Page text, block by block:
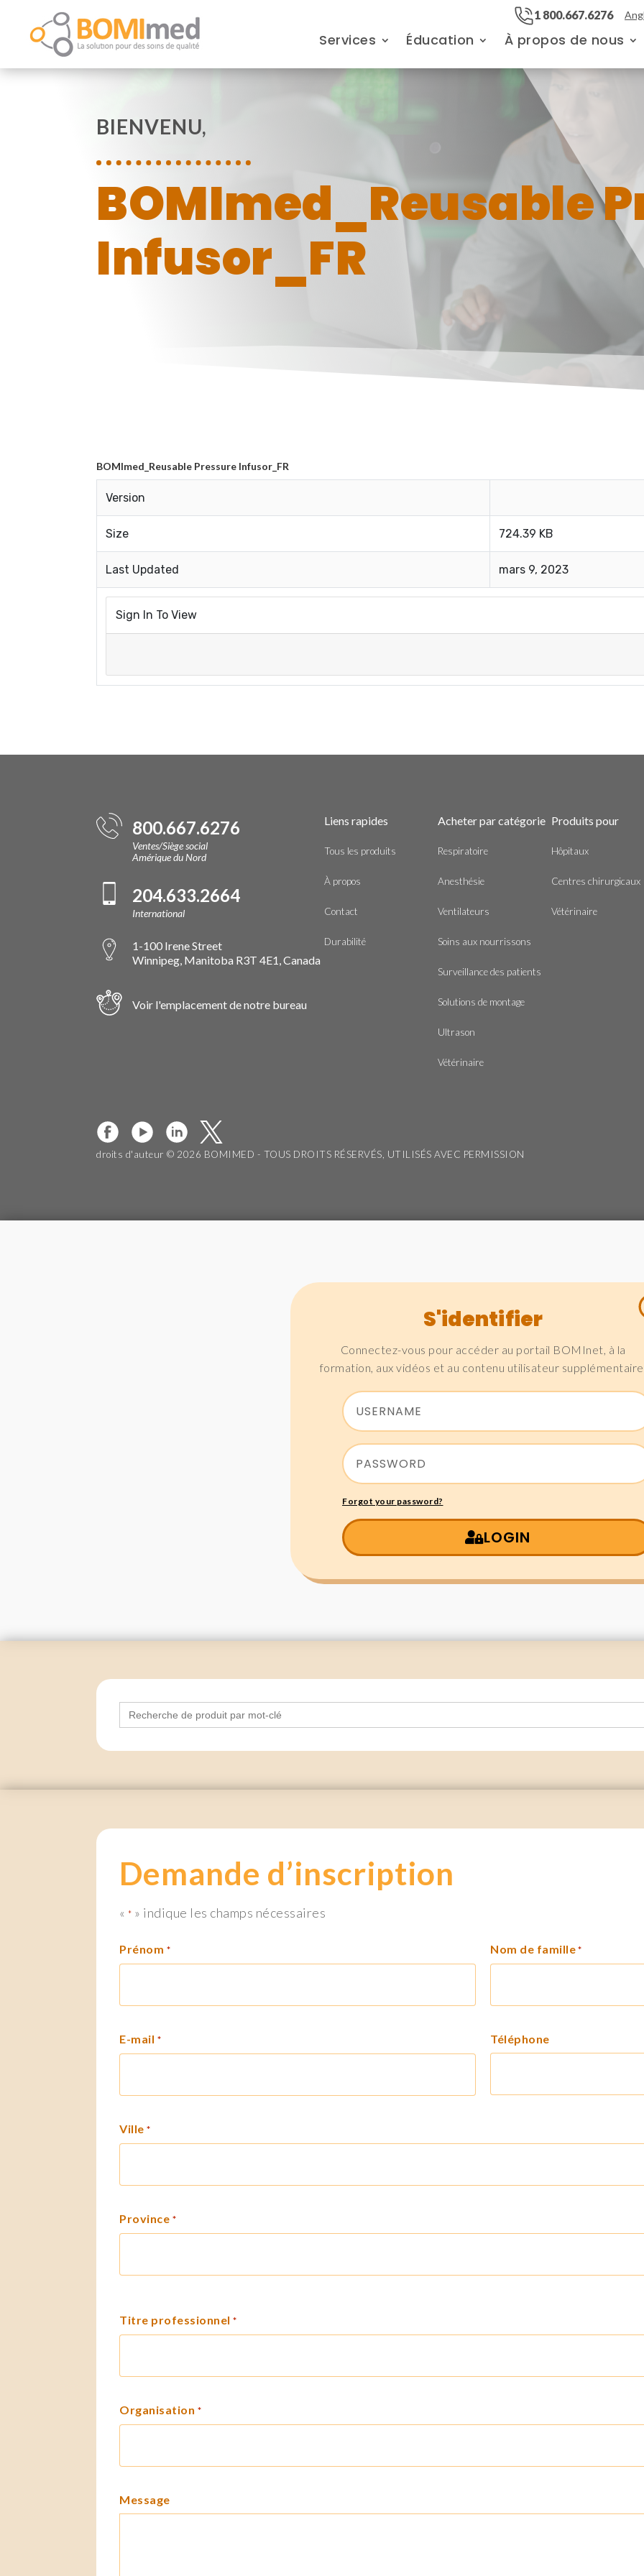
1 800.667.6276
Services Éducation À propos de nous
BIENVENU,
BOMImed_Reusable
Infusor_FR
BOMImed_Reusable Pressure Infusor_FR
Version
Size 724.39 KB
Last Updated mars 9, 2023
Sign In To View
800.667.6276
Ventes/Siège social
Amérique du Nord
204.633.2664
International
1-100 Irene Street
Winnipeg, Manitoba R3T 4E1, Canada
Voir l'emplacement de notre bureau
Liens rapides
Tous les produits
À propos
Contact
Durabilité
Acheter par catégorie
Respiratoire
Anesthésie
Ventilateurs
Soins aux nourrissons
Surveillance des patients
Solutions de montage
Ultrason
Vétérinaire
Produits pour
Hôpitaux
Centres chirurgicaux
Vétérinaire
droits d'auteur © 2026 BOMIMED - TOUS DROITS RÉSERVÉS, UTILISÉS AVEC PERMISSION
S'identifier
Connectez-vous pour accéder au portail BOMInet, à la
formation, aux vidéos et au contenu utilisateur
Forgot your password?
LOGIN
Search
for:
Demande d’inscription
«* » indique les champs nécessaires
Prénom * Nom de famille *
E-mail * Téléphone
Ville *
Province *
Titre professionnel *
Organisation *
Message